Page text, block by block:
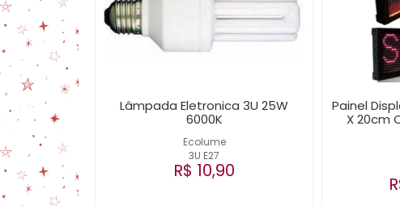
Ecolume
3U E27
Lâmpada Eletronica 3U 25W
6000K
R$ 10,90
Painel
X 20cm